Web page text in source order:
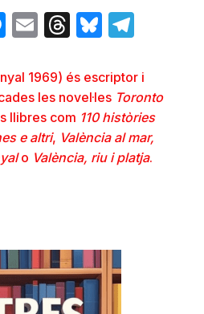
Messenger
EmailThreads
Bluesky
1969) és escriptor i
les novel·les Toronto
llibres com 110 històries
e altri, València al mar,
o València, riu i platja.